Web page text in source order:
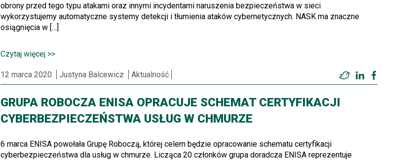
obrony przed tego typu atakami oraz innymi incydentami naruszenia bezpieczeństwa w sieci
wykorzystujemy automatyczne systemy detekcji i tłumienia ataków cybernetycznych. NASK ma znaczne
osiągnięcia w […]
Czytaj więcej >>
12 marca 2020 Justyna Balcewicz Aktualność TwitterLinkedIn
GRUPA ROBOCZA ENISA OPRACUJE SCHEMAT CERTYFIKACJI
CYBERBEZPIECZEŃSTWA USŁUG W CHMURZE
6 marca ENISA powołała Grupę Roboczą, której celem będzie opracowanie schematu certyfikacji
cyberbezpieczeństwa dla usług w chmurze. Licząca 20 członków grupa doradcza ENISA reprezentuje